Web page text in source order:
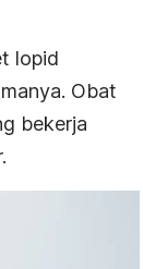
lopid
Obat
bekerja